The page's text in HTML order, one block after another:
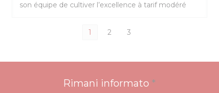
son équipe de cultiver l’excellence à tarif modéré
1 2 3
Rimani informato *